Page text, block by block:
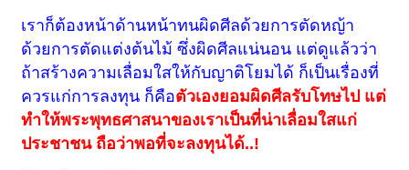
เราก็ต้องหน้าด้านหน้าทนผิดศีลด้วยการตัดหญ้า
ด้วยการตัดแต่งต้นไม้ ซึ่งผิดศีลแน่นอน แต่ดูแล้วว่า
ถ้าสร้างความเลื่อมใสให้กับญาติโยมได้ ก็เป็นเรื่องที่
ควรแก่การลงทุน ก็คือตัวเองยอมผิดศีลรับโทษไป แต่
ทำให้พระพุทธศาสนาของเราเป็นที่น่าเลื่อมใสแก่
ประชาชน ถือว่าพอที่จะลงทุนได้..!